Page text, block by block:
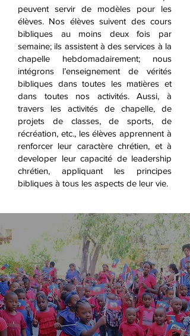
peuvent servir de modèles pour les
élèves. Nos élèves suivent des cours
bibliques au moins deux fois par
semaine; ils assistent à des services à la
chapelle hebdomadairement; nous
intégrons l’enseignement de vérités
bibliques dans toutes les matières et
dans toutes nos activités. Aussi, à
travers les activités de chapelle, de
projets de classes, de sports, de
récréation, etc., les élèves apprennent à
renforcer leur caractère chrétien, et à
developer leur capacité de leadership
chrétien, appliquant les principes
bibliques à tous les aspects de leur vie.